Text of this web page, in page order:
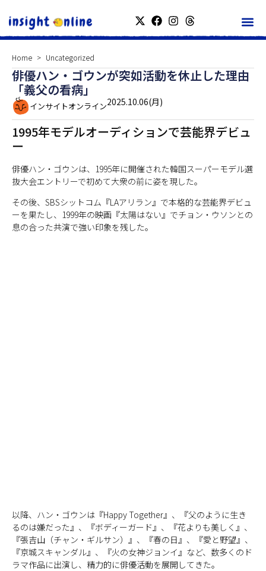
Home Uncategorized
俳優ハン・ゴウンが突如活動を休止した理由
「義父の看病」
インサイトオンライン2025.10.06(月)
1995年モデルオーディションで芸能界デビュ
ー
俳優ハン・ゴウンは、1995年に開催された韓国スーパーモデル選
抜大会エントリーで初めて大衆の前に姿を現した。
その後、SBSシットコム『LAアリラン』で本格的な芸能界デビュ
ーを果たし、1999年の映画『太陽はない』でチョン・ウソンとの
息の合った共演で強い印象を残した。
以降、ハン・ゴウンは『Happy Together』、『父のように生き
るのは嫌だった』、『ボディーガード』、『花よりも美しく』、
『張吉山（チャン・ギルサン）』、『春の日』、『愛と野望』、
『京城スキャンダル』、『火の女神ジョンイ』など、数多くのド
ラマ作品に出演し、精力的に俳優活動を展開してきた。